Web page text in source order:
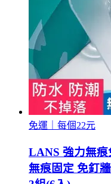
免運｜每個22元
LANS 強力無
無痕固定 免釘